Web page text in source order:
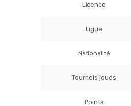
Licence
Ligue
Nationalité
Tournois joués
Points